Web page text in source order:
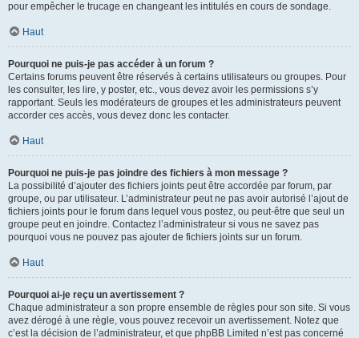
pour empêcher le trucage en changeant les intitulés en cours de sondage.
Haut
Pourquoi ne puis-je pas accéder à un forum ?
Certains forums peuvent être réservés à certains utilisateurs ou groupes. Pour
les consulter, les lire, y poster, etc., vous devez avoir les permissions s’y
rapportant. Seuls les modérateurs de groupes et les administrateurs peuvent
accorder ces accès, vous devez donc les contacter.
Haut
Pourquoi ne puis-je pas joindre des fichiers à mon message ?
La possibilité d’ajouter des fichiers joints peut être accordée par forum, par
groupe, ou par utilisateur. L’administrateur peut ne pas avoir autorisé l’ajout de
fichiers joints pour le forum dans lequel vous postez, ou peut-être que seul un
groupe peut en joindre. Contactez l’administrateur si vous ne savez pas
pourquoi vous ne pouvez pas ajouter de fichiers joints sur un forum.
Haut
Pourquoi ai-je reçu un avertissement ?
Chaque administrateur a son propre ensemble de règles pour son site. Si vous
avez dérogé à une règle, vous pouvez recevoir un avertissement. Notez que
c’est la décision de l’administrateur, et que phpBB Limited n’est pas concerné